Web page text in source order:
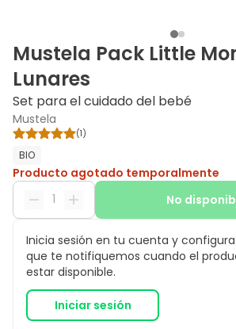
Mustela Pack Little
Lunares
Set para el cuidado del bebé
Mustela
(1)
BIO
Producto agotado temporalmente
No
Inicia sesión en tu cuenta y
que te notifiquemos cuando el
estar disponible.
Iniciar sesión